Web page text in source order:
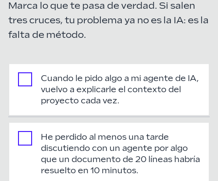
Marca lo que te pasa de verdad. Si salen
tres cruces, tu problema ya no es la IA: es la
falta de método.
Cuando le pido algo a mi agente de IA,
vuelvo a explicarle el contexto del
proyecto cada vez.
He perdido al menos una tarde
discutiendo con un agente por algo
que un documento de 20 líneas habría
resuelto en 10 minutos.